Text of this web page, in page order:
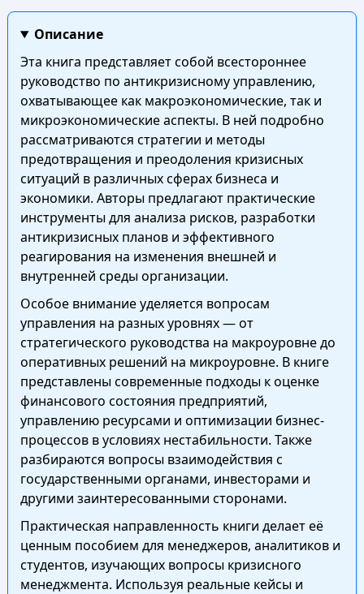
Описание
Эта книга представляет собой всестороннее
руководство по антикризисному управлению,
охватывающее как макроэкономические, так и
микроэкономические аспекты. В ней подробно
рассматриваются стратегии и методы
предотвращения и преодоления кризисных
ситуаций в различных сферах бизнеса и
экономики. Авторы предлагают практические
инструменты для анализа рисков, разработки
антикризисных планов и эффективного
реагирования на изменения внешней и
внутренней среды организации.
Особое внимание уделяется вопросам
управления на разных уровнях — от
стратегического руководства на макроуровне до
оперативных решений на микроуровне. В книге
представлены современные подходы к оценке
финансового состояния предприятий,
управлению ресурсами и оптимизации бизнес-
процессов в условиях нестабильности. Также
разбираются вопросы взаимодействия с
государственными органами, инвесторами и
другими заинтересованными сторонами.
Практическая направленность книги делает её
ценным пособием для менеджеров, аналитиков и
студентов, изучающих вопросы кризисного
менеджмента. Используя реальные кейсы и